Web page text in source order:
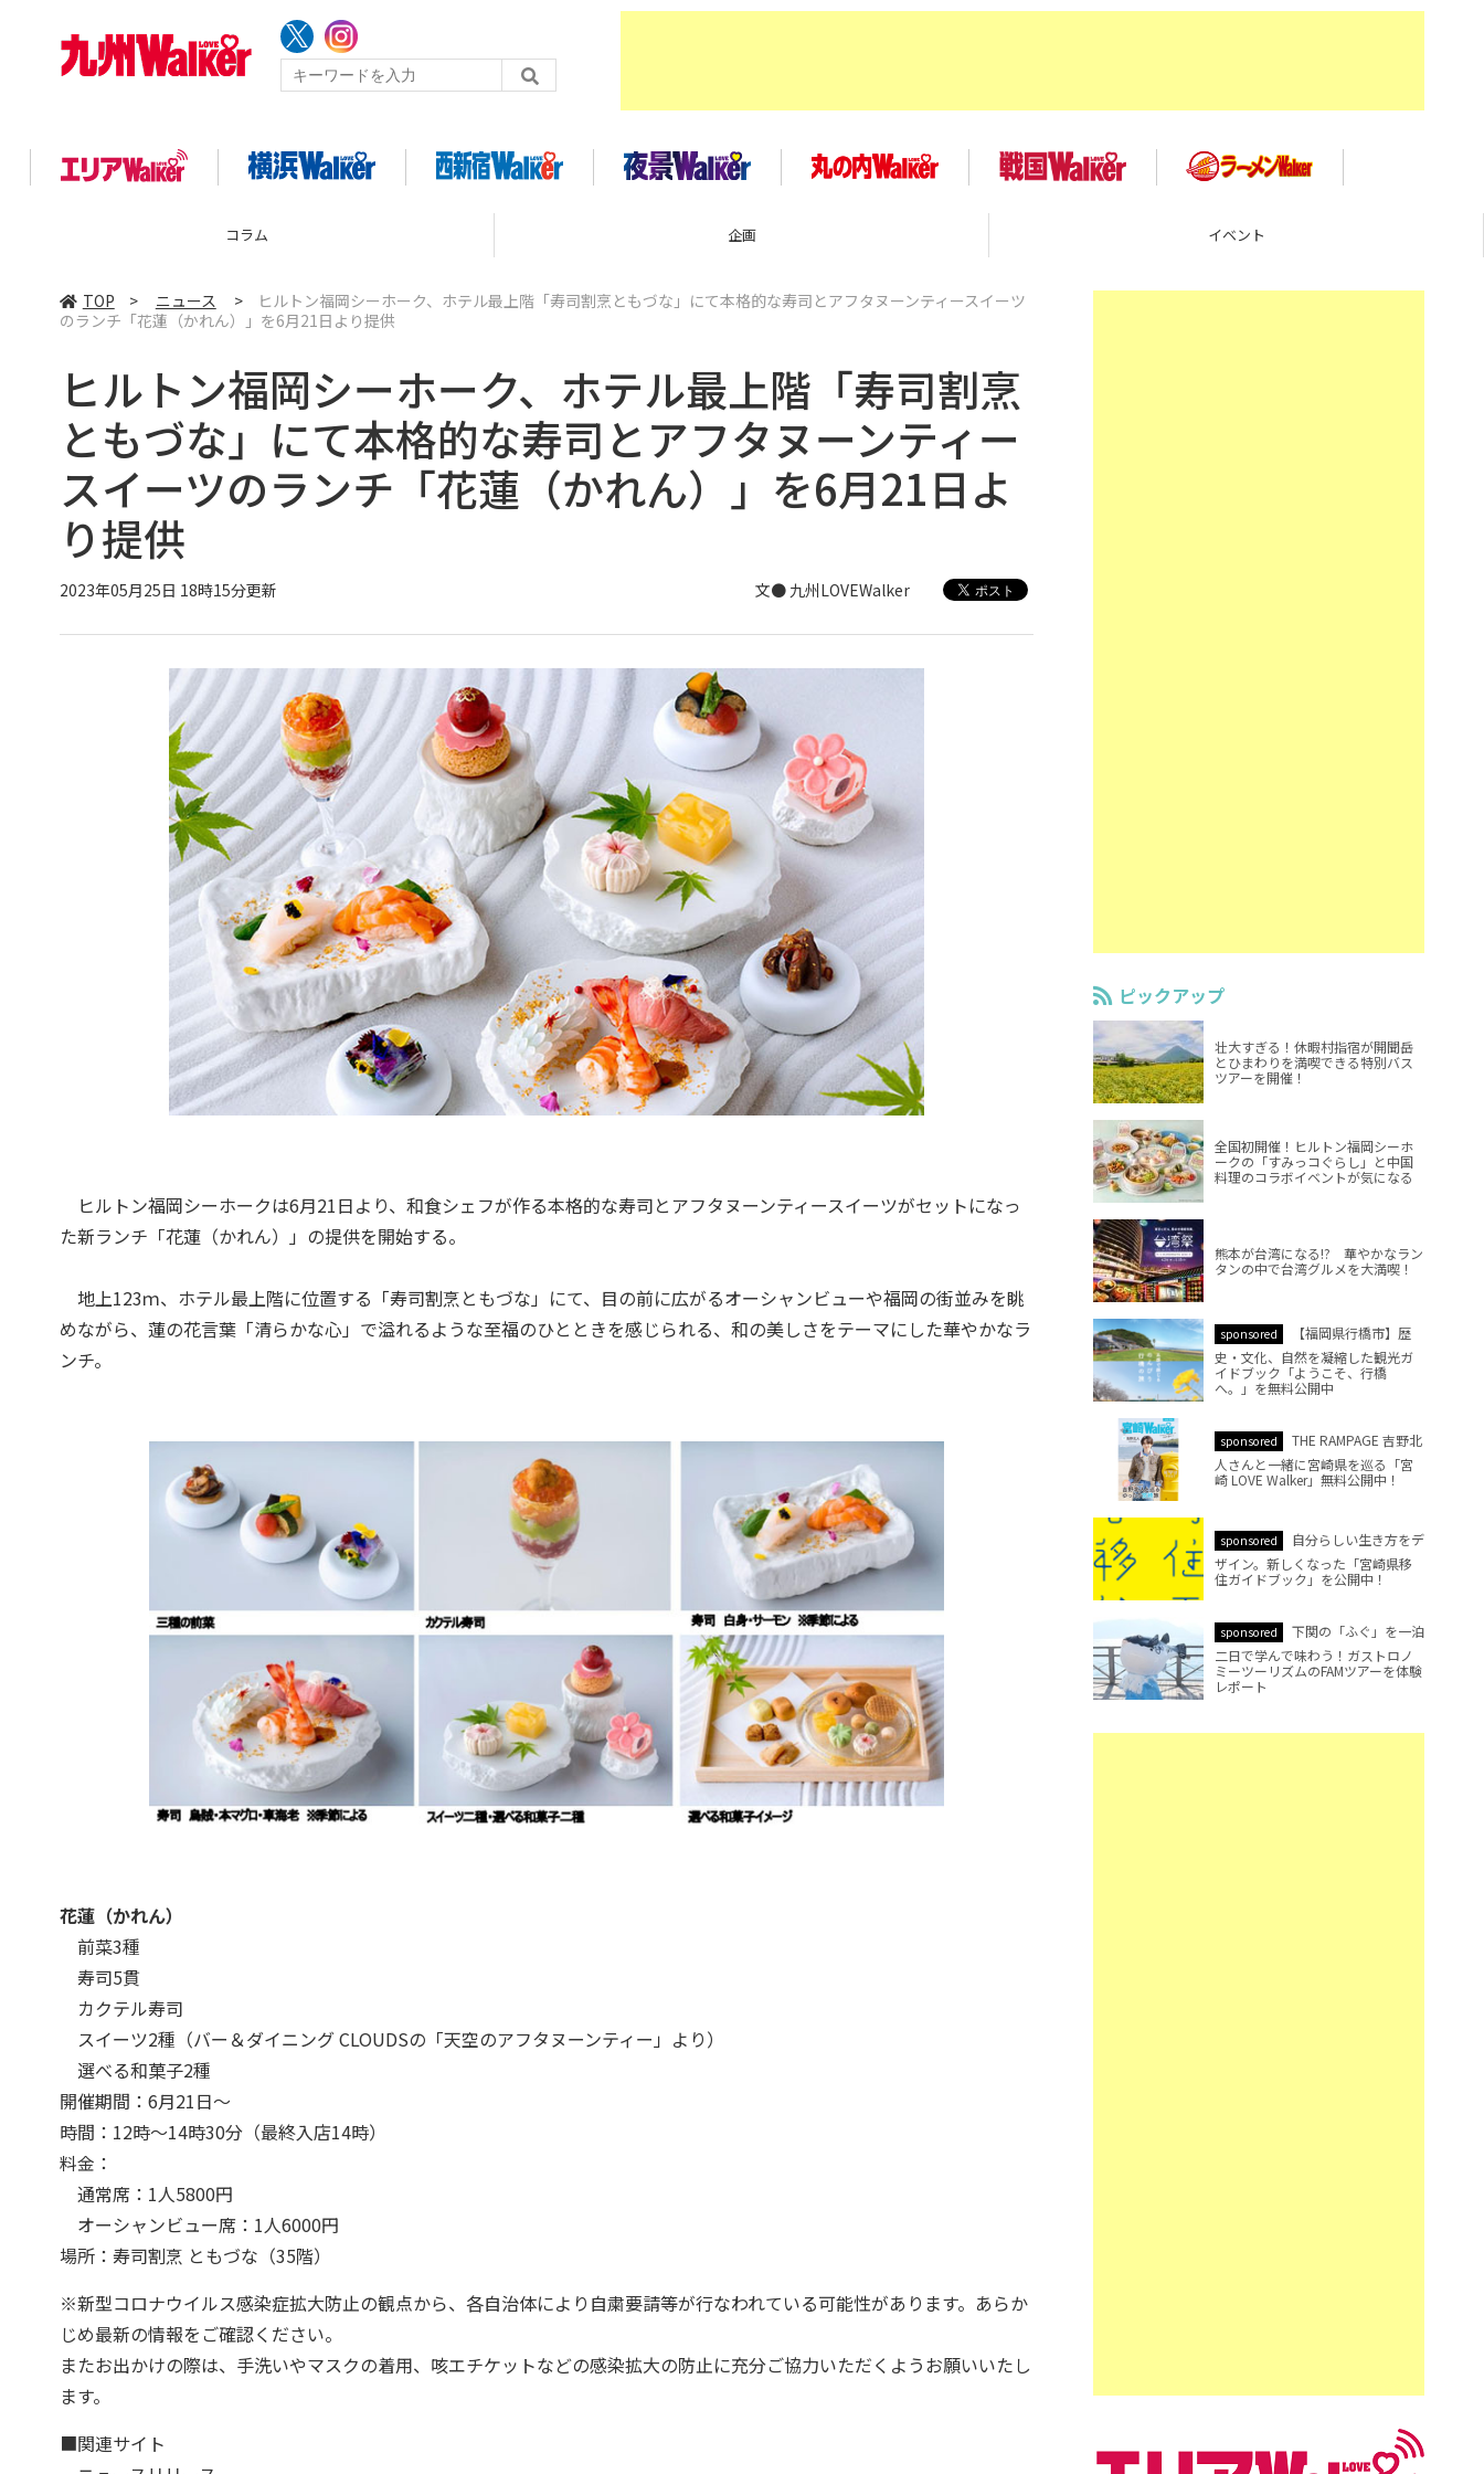
コラム 企画 イベント
TOP > ニュース >
ヒルトン福岡シーホーク、ホテル最上階「寿司割烹ともづな」にて本格的な寿司とアフタヌーンティースイーツ
のランチ「花蓮（かれん）」を6月21日より提供
ヒルトン福岡シーホーク、ホテル最上階「寿司割烹
ともづな」にて本格的な寿司とアフタヌーンティー
スイーツのランチ「花蓮（かれん）」を6月21日よ
り提供
2023年05月25日 18時15分更新 文● 九州LOVEWalker
ヒルトン福岡シーホークは6月21日より、和食シェフが作る本格的な寿司とアフタヌーンティースイーツがセットになっ
た新ランチ「花蓮（かれん）」の提供を開始する。
地上123ｍ、ホテル最上階に位置する「寿司割烹ともづな」にて、目の前に広がるオーシャンビューや福岡の街並みを眺
めながら、蓮の花言葉「清らかな心」で溢れるような至福のひとときを感じられる、和の美しさをテーマにした華やかなラ
ンチ。
花蓮（かれん）
前菜3種
寿司5貫
カクテル寿司
スイーツ2種（バー＆ダイニング CLOUDSの「天空のアフタヌーンティー」より）
選べる和菓子2種
開催期間：6月21日～
時間：12時～14時30分（最終入店14時）
料金：
通常席：1人5800円
オーシャンビュー席：1人6000円
場所：寿司割烹 ともづな（35階）
※新型コロナウイルス感染症拡大防止の観点から、各自治体により自粛要請等が行なわれている可能性があります。あらか
じめ最新の情報をご確認ください。
またお出かけの際は、手洗いやマスクの着用、咳エチケットなどの感染拡大の防止に充分ご協力いただくようお願いいたし
ます。
■関連サイト
ピックアップ
壮大すぎる！休暇村指宿が開聞岳
とひまわりを満喫できる特別バス
ツアーを開催！
全国初開催！ヒルトン福岡シーホ
ークの「すみっコぐらし」と中国
料理のコラボイベントが気になる
熊本が台湾になる!? 華やかなラン
タンの中で台湾グルメを大満喫！
sponsored
【福岡県行橋市】歴
史・文化、自然を凝縮した観光ガ
イドブック「ようこそ、行橋
へ。」を無料公開中
sponsored
THE RAMPAGE 吉野北
人さんと一緒に宮崎県を巡る「宮
崎 LOVE Walker」無料公開中！
sponsored
自分らしい生き方をデ
ザイン。新しくなった「宮崎県移
住ガイドブック」を公開中！
sponsored
下関の「ふぐ」を一泊
二日で学んで味わう！ガストロノ
ミーツーリズムのFAMツアーを体験
レポート